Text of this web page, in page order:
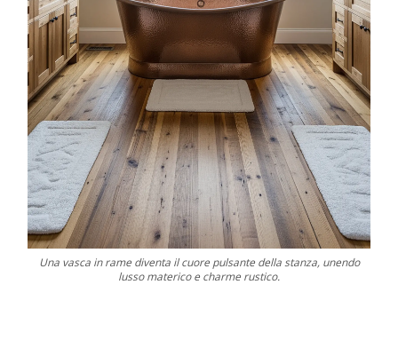
Una vasca in rame diventa il cuore pulsante della stanza, unendo
lusso materico e charme rustico.